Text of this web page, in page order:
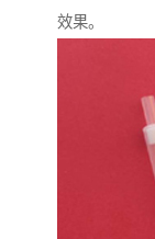
效果。